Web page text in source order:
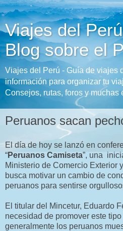
Viajes del
Blog sobre el
Viajes del Perú - Guía de viajes
información para organizar tu
Consejos, rutas, foros y muchas
Peruanos sacan
El día de hoy se lanzó en
“Peruanos Camiseta”, una
Ministerio de Comercio Exterior
busca motivar un cambio de
peruanos para sentirse
El titular del Mincetur, Eduardo
necesidad de promover este
generalmente los peruanos